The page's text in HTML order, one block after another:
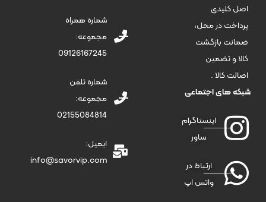
اصل کلیدی
پرداخت در محل،
ضمانت بازگشت
کالا و تضمین
اصالت کالا .
شبکه های اجتماعی
اینستاگرام
ساور
ارتباط در
واتس اپ
شماره همراه
مجموعه:
09126167245
شماره تلفن
مجموعه:
02155084814
ایمیل:
info@savorvip.com